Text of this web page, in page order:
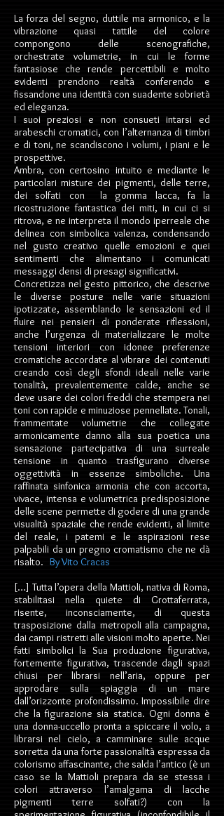
La forza del segno, duttile ma armonico, e la
vibrazione quasi tattile del colore
compongono delle scenografiche,
orchestrate volumetrie, in cui le forme
fantasiose che rende percettibili e molto
evidenti prendono realtà conferendo e
fissandone una identità con suadente sobrietà
ed eleganza.
I suoi preziosi e non consueti intarsi ed
arabeschi cromatici, con l’alternanza di timbri
e di toni, ne scandiscono i volumi, i piani e le
prospettive.
Ambra, con certosino intuito e mediante le
particolari misture dei pigmenti, delle terre,
dei solfati con la gomma lacca, fa la
ricostruzione fantastica dei miti, in cui ci si
ritrova, e ne interpreta il mondo iperreale che
delinea con simbolica valenza, condensando
nel gusto creativo quelle emozioni e quei
sentimenti che alimentano i comunicati
messaggi densi di presagi significativi.
Concretizza nel gesto pittorico, che descrive
le diverse posture nelle varie situazioni
ipotizzate, assemblando le sensazioni ed il
fluire nei pensieri di ponderate riflessioni,
anche l’urgenza di materializzare le molte
tensioni interiori con idonee preferenze
cromatiche accordate al vibrare dei contenuti
creando così degli sfondi ideali nelle varie
tonalità, prevalentemente calde, anche se
deve usare dei colori freddi che stempera nei
toni con rapide e minuziose pennellate. Tonali,
frammentate volumetrie che collegate
armonicamente danno alla sua poetica una
sensazione partecipativa di una surreale
tensione in quanto trasfigurano diverse
oggettività in essenze simboliche. Una
raffinata sinfonica armonia che con accorta,
vivace, intensa e volumetrica predisposizione
delle scene permette di godere di una grande
visualità spaziale che rende evidenti, al limite
del reale, i patemi e le aspirazioni rese
palpabili da un pregno cromatismo che ne dà
risalto. By Vito Cracas
[…] Tutta l’opera della Mattioli, nativa di Roma,
stabilitasi nella quiete di Grottaferrata,
risente, inconsciamente, di questa
trasposizione dalla metropoli alla campagna,
dai campi ristretti alle visioni molto aperte. Nei
fatti simbolici la Sua produzione figurativa,
fortemente figurativa, trascende dagli spazi
chiusi per librarsi nell’aria, oppure per
approdare sulla spiaggia di un mare
dall’orizzonte profondissimo. Impossibile dire
che la figurazione sia statica. Ogni donna è
una donna-uccello pronta a spiccare il volo, a
librarsi nel cielo, a camminare sulle acque
sorretta da una forte passionalità espressa da
colorismo affascinante, che salda l’antico (è un
caso se la Mattioli prepara da se stessa i
colori attraverso l’amalgama di lacche
pigmenti terre solfati?) con la